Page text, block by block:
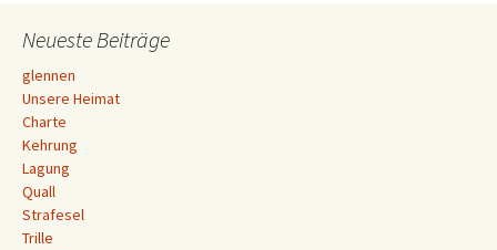
Navigation
Neueste Beiträge
glennen
Unsere Heimat
Charte
Kehrung
Lagung
Quall
Strafesel
Trille